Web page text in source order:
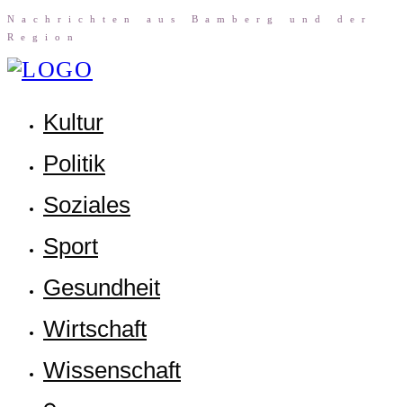
Nach­rich­ten aus Bam­berg und der
Region
Kul­tur
Poli­tik
Sozia­les
Sport
Gesund­heit
Wirt­schaft
Wis­sen­schaft